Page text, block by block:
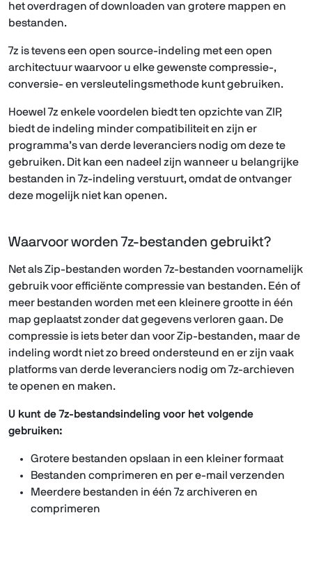
het overdragen of downloaden van grotere mappen en
bestanden.
7z is tevens een open source-indeling met een open
architectuur waarvoor u elke gewenste compressie-,
conversie- en versleutelingsmethode kunt gebruiken.
Hoewel 7z enkele voordelen biedt ten opzichte van ZIP,
biedt de indeling minder compatibiliteit en zijn er
programma’s van derde leveranciers nodig om deze te
gebruiken. Dit kan een nadeel zijn wanneer u belangrijke
bestanden in 7z-indeling verstuurt, omdat de ontvanger
deze mogelijk niet kan openen.
Waarvoor worden 7z-bestanden gebruikt?
Net als Zip-bestanden worden 7z-bestanden voornamelijk
gebruik voor efficiënte compressie van bestanden. Eén of
meer bestanden worden met een kleinere grootte in één
map geplaatst zonder dat gegevens verloren gaan. De
compressie is iets beter dan voor Zip-bestanden, maar de
indeling wordt niet zo breed ondersteund en er zijn vaak
platforms van derde leveranciers nodig om 7z-archieven
te openen en maken.
U kunt de 7z-bestandsindeling voor het volgende
gebruiken:
Grotere bestanden opslaan in een kleiner formaat
Bestanden comprimeren en per e-mail verzenden
Meerdere bestanden in één 7z archiveren en
comprimeren